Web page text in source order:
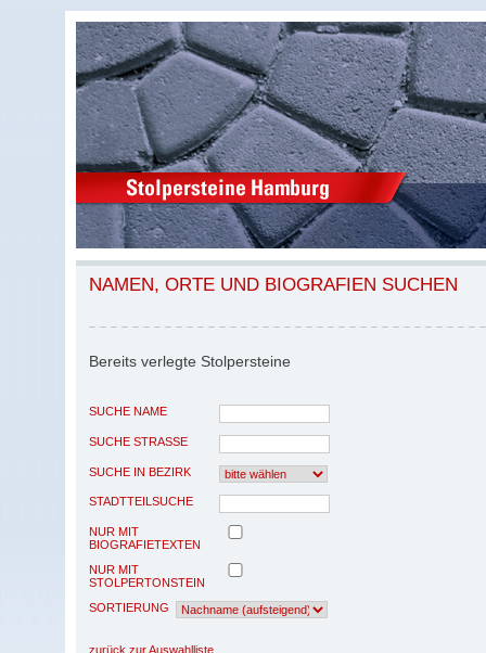
NAMEN, ORTE UND BIOGRAFIEN SUCHEN
Bereits verlegte Stolpersteine
SUCHE NAME
SUCHE STRASSE
SUCHE IN BEZIRK
STADTTEILSUCHE
NUR MIT
BIOGRAFIETEXTEN
NUR MIT
STOLPERTONSTEIN
SORTIERUNG
zurück zur Auswahlliste